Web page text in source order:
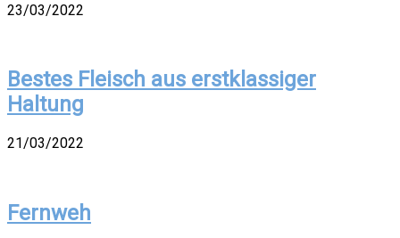
23/03/2022
Bestes Fleisch aus erstklassiger
Haltung
21/03/2022
Fernweh